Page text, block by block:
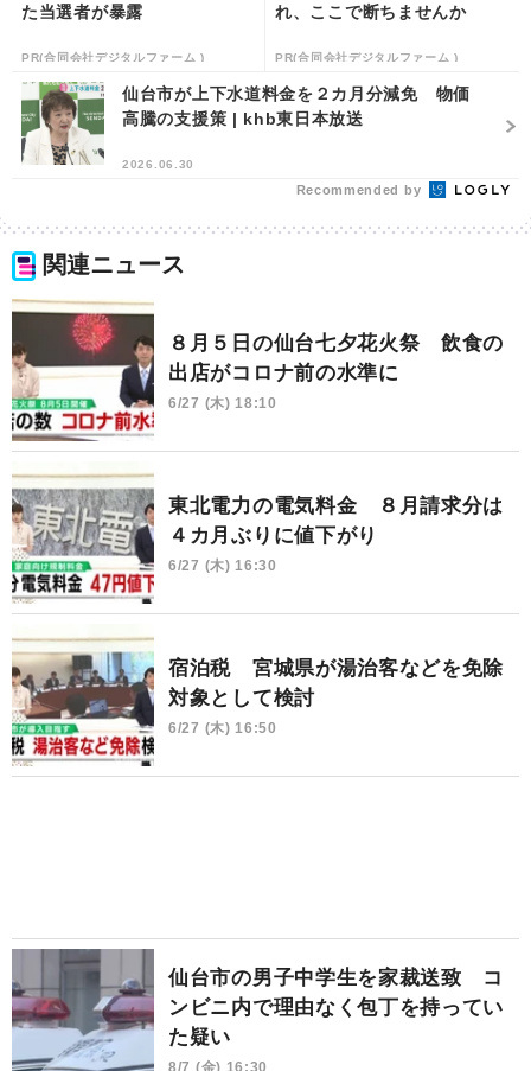
た当選者が暴露
PR(合同会社デジタルファーム )
れ、ここで断ちませんか
PR(合同会社デジタルファーム )
仙台市が上下水道料金を２カ月分減免 物価
高騰の支援策 | khb東日本放送
2026.06.30
Recommended by
関連ニュース
８月５日の仙台七夕花火祭 飲食の
出店がコロナ前の水準に
6/27 (木) 18:10
東北電力の電気料金 ８月請求分は
４カ月ぶりに値下がり
6/27 (木) 16:30
宿泊税 宮城県が湯治客などを免除
対象として検討
6/27 (木) 16:50
仙台市の男子中学生を家裁送致 コ
ンビニ内で理由なく包丁を持ってい
た疑い